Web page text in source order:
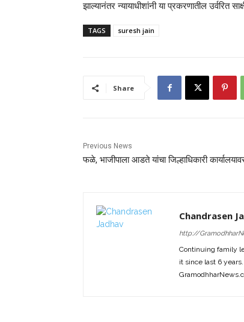
झाल्यानंतर न्यायाधीशांनी या प्रकरणातील उर्वरित
TAGS suresh jain
Share
Previous News
फळे, भाजीपाला आडते यांचा जिल्हाधिकारी
Chandrasen
http://
Continuing family
it since last 6